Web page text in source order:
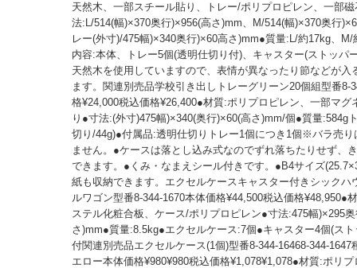
天然木、一部スチール貼り、トレー/ポリプロピレン、一部
法:L/514(幅)×370奥行)×956(高さ)mm、M/514(幅)×370奥行
レー(外寸)/475幅)×340奥行)×60高さ)mm●質量:L/約17kg、M/
内容:本体、トレー5個(透明仕切り付)、キャスター(ストッパ
天然木を使用していますので、表情が異なったり節などが入
ます。関連別売品学校引き出しトレーグリーン20個組型番8-
格¥24,000税込価格¥26,400●材質:ポリプロピレン、一部マグ
り●寸法:(外寸)475幅)×340(奥行)×60(高さ)mm/個●質量:584g
切り/44g)●付属品:透明仕切りトレー1個につき1個※バラ売り
ません。●ケースは落とし込み式なのでずれ落ちたりせず、
できます。●くみ・なまえシール付きです。●B4サイズ
紙も収納できます。エクセルケースキャスター付きシックハ
ルワゴン型番8-344-1670本体価格¥44,500税込価格¥48,950●
ステル化粧合板、ケース/ポリプロピレン●寸法:475幅)×295
さ)mm●質量:8.5kg●エクセルケース:7個●キャスター4個(ス
付関連別売品エクセルケース(1個)型番8-344-16468-344-1647
エロー本体価格¥980¥980税込価格¥1,078¥1,078●材質:ポリ